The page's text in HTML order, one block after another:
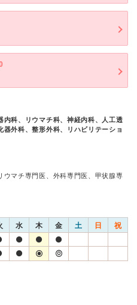
内科、リウマチ科、神経内科、人工透
外科、整形外科、リハビリテーショ
マチ専門医、外科専門医、甲状腺専
水 木 金 土 日 祝